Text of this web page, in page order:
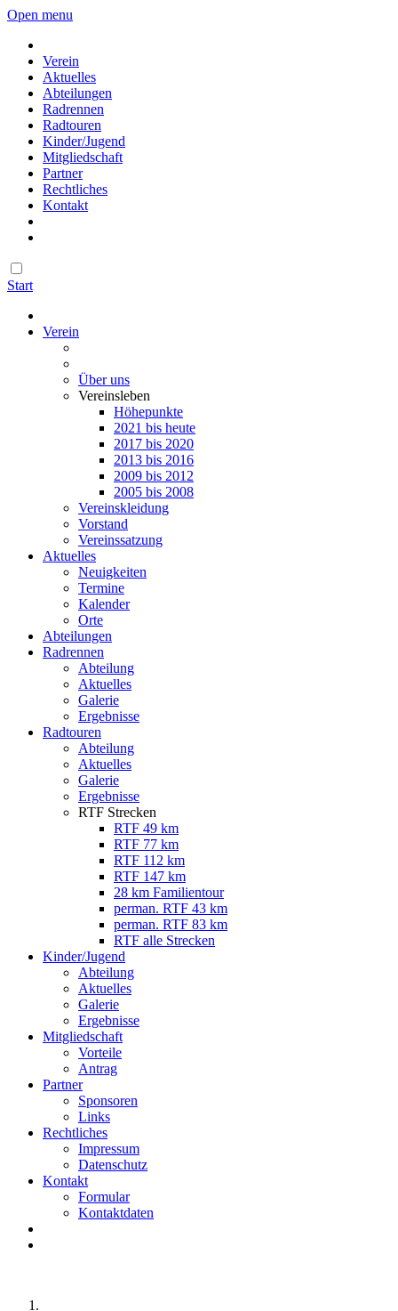
Open menu
Verein
Aktuelles
Abteilungen
Radrennen
Radtouren
Kinder/Jugend
Mitgliedschaft
Partner
Rechtliches
Kontakt
Start
Verein
Über uns
Vereinsleben
Höhepunkte
2021 bis heute
2017 bis 2020
2013 bis 2016
2009 bis 2012
2005 bis 2008
Vereinskleidung
Vorstand
Vereinssatzung
Aktuelles
Neuigkeiten
Termine
Kalender
Orte
Abteilungen
Radrennen
Abteilung
Aktuelles
Galerie
Ergebnisse
Radtouren
Abteilung
Aktuelles
Galerie
Ergebnisse
RTF Strecken
RTF 49 km
RTF 77 km
RTF 112 km
RTF 147 km
28 km Familientour
perman. RTF 43 km
perman. RTF 83 km
RTF alle Strecken
Kinder/Jugend
Abteilung
Aktuelles
Galerie
Ergebnisse
Mitgliedschaft
Vorteile
Antrag
Partner
Sponsoren
Links
Rechtliches
Impressum
Datenschutz
Kontakt
Formular
Kontaktdaten